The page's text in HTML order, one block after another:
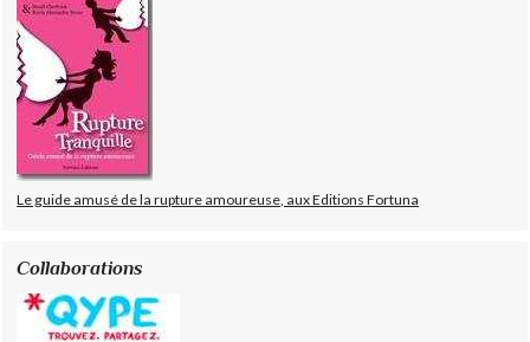
Le guide amusé de la rupture amoureuse, aux Editions Fortuna
Collaborations